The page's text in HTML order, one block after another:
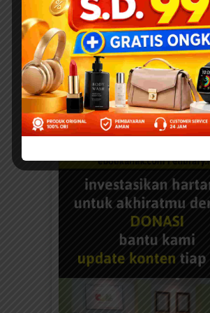
BANTU KAMI DENGAN DONASI